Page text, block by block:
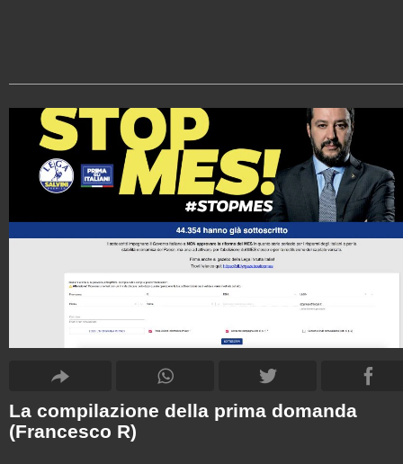
La compilazione della prima domanda
(Francesco R)